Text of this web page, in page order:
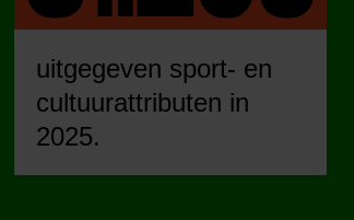
uitgegeven sport- en
cultuurattributen in
2025.